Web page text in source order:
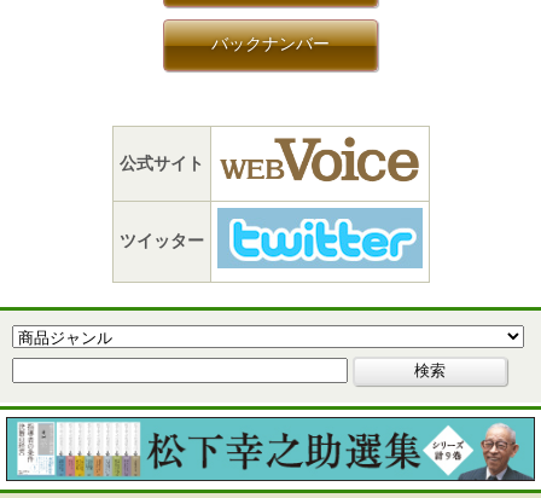
バックナンバー
公式サイト
ツイッター